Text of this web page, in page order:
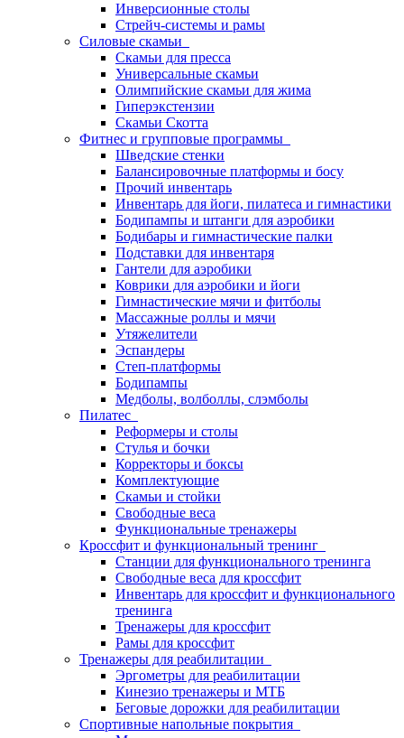
Инверсионные столы
Стрейч-системы и рамы
Силовые скамьи
Скамьи для пресса
Универсальные скамьи
Олимпийские скамьи для жима
Гиперэкстензии
Скамьи Скотта
Фитнес и групповые программы
Шведские стенки
Балансировочные платформы и босу
Прочий инвентарь
Инвентарь для йоги, пилатеса и гимнастики
Бодипампы и штанги для аэробики
Бодибары и гимнастические палки
Подставки для инвентаря
Гантели для аэробики
Коврики для аэробики и йоги
Гимнастические мячи и фитболы
Массажные роллы и мячи
Утяжелители
Эспандеры
Степ-платформы
Бодипампы
Медболы, волболлы, слэмболы
Пилатес
Реформеры и столы
Стулья и бочки
Корректоры и боксы
Комплектующие
Скамьи и стойки
Свободные веса
Функциональные тренажеры
Кроссфит и функциональный тренинг
Станции для функционального тренинга
Свободные веса для кроссфит
Инвентарь для кроссфит и функционального
тренинга
Тренажеры для кроссфит
Рамы для кроссфит
Тренажеры для реабилитации
Эргометры для реабилитации
Кинезио тренажеры и МТБ
Беговые дорожки для реабилитации
Спортивные напольные покрытия